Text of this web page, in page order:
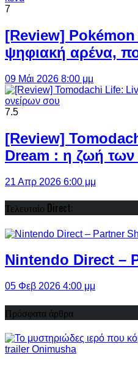
7
[Review]
ψηφιακή αρένα,
09 Μάι 2026 8:00 μμ
7.5
[Review]
Dream : η ζωή
21 Απρ 2026 6:00 μμ
Τελευταίο Direct:
Nintendo Direct –
05 Φεβ 2026 4:00 μμ
Πρόσφατα άρθρα